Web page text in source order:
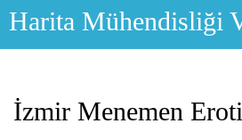
Skip
Harita Mühendisliği
İzmir Menemen